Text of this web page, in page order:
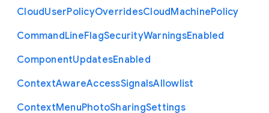
CloudUserPolicyOverridesCloudMachinePolicy
CommandLineFlagSecurityWarningsEnabled
ComponentUpdatesEnabled
ContextAwareAccessSignalsAllowlist
ContextMenuPhotoSharingSettings